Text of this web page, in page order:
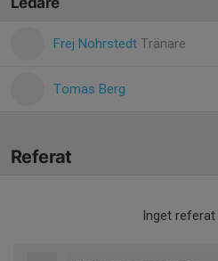
Frej Nohrstedt Tränare
Tomas Berg
Referat
Inget